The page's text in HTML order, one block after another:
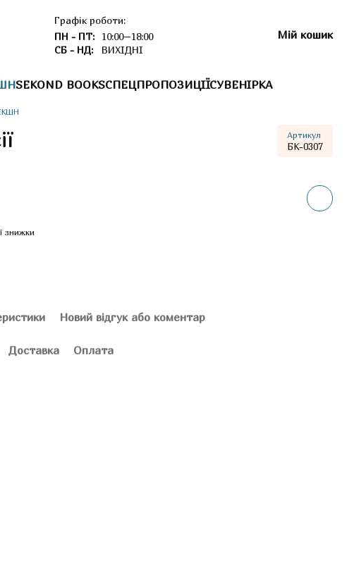
Графік роботи:
ПН - ПТ: 10:00–18:00
СБ - НД:
ВИХІДНІ
Мій кошик
SEKOND BOOKSСПЕЦПРОПОЗИЦІЇСУВЕНІРКА
Артикул
БК-0307
знижки
Новий відгук або коментар
Доставка Оплата